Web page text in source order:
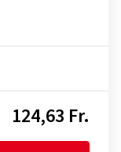
124,63 Fr.